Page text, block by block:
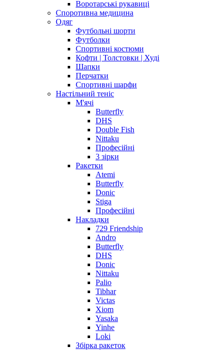
Воротарські рукавиці
Споротивна медицина
Одяг
Футбольні шорти
Футболки
Спортивні костюми
Кофти | Толстовки | Худі
Шапки
Перчатки
Спортивні шарфи
Настільний теніс
М'ячі
Butterfly
DHS
Double Fish
Nittaku
Професійні
3 зірки
Ракетки
Atemi
Butterfly
Donic
Stiga
Професійні
Накладки
729 Friendship
Andro
Butterfly
DHS
Donic
Nittaku
Palio
Tibhar
Victas
Xiom
Yasaka
Yinhe
Loki
Збірка ракеток